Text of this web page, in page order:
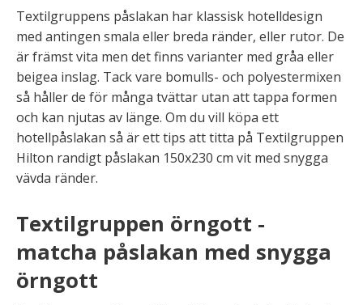
Textilgruppens påslakan har klassisk hotelldesign
med antingen smala eller breda ränder, eller rutor. De
är främst vita men det finns varianter med gråa eller
beigea inslag. Tack vare bomulls- och polyestermixen
så håller de för många tvättar utan att tappa formen
och kan njutas av länge. Om du vill köpa ett
hotellpåslakan så är ett tips att titta på Textilgruppen
Hilton randigt påslakan 150x230 cm vit med snygga
vävda ränder.
Textilgruppen örngott -
matcha påslakan med snygga
örngott